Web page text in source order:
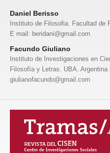
Daniel Berisso
Instituto de Filosofia. Facultad
E mail: beridani@gmail.com
Facundo Giuliano
Instituto de Investigaciones en
Filosofía y Letras. UBA. Argentina
giulianofacundo@gmail.com